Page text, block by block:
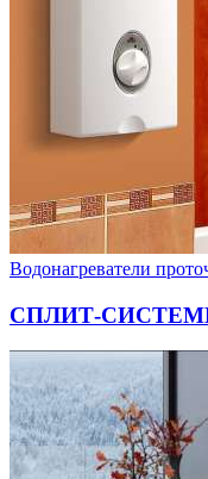
Водонагреватели
СПЛИТ-